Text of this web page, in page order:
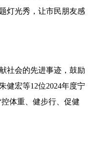
灯光秀，让市民朋友感
社会的先进事迹，鼓励
健宏等12位2024年度宁
体重、健步行、促健